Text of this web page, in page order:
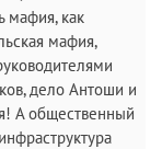
мафия, как
мафия,
дело Антоши и
А общественный